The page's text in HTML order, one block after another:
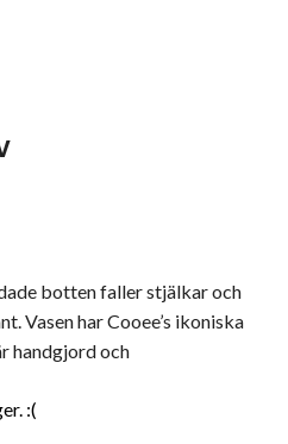
botten faller stjälkar och
Vasen har Cooee’s ikoniska
handgjord och
:(